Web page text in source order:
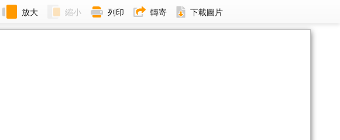
放大 縮小 列印 轉寄 下載圖片